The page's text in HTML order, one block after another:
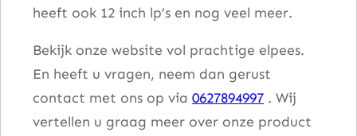
heeft ook 12 inch lp’s en nog veel meer.
Bekijk onze website vol prachtige elpees.
En heeft u vragen, neem dan gerust
contact met ons op via 0627894997 . Wij
vertellen u graag meer over onze product